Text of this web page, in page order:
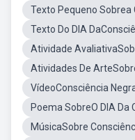
Texto Pequeno Sobrea
Texto Do DIA
Atividade
Atividades De
VídeoConsciência
Poema SobreO DIA Da
MúsicaSobre